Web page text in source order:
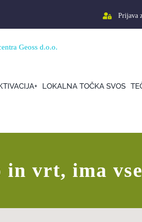
Prijava
LOKALNA TOČKA SVOS
vrt, ima vse